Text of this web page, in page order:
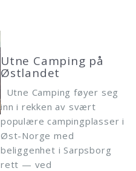
Utne Camping på
Østlandet
Utne Camping føyer seg
inn i rekken av svært
populære campingplasser i
Øst-Norge med
beliggenhet i Sarpsborg
rett — ved